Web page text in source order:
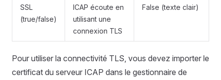
SSL
(true/false)
ICAP écoute en
utilisant une
connexion TLS
False (texte clair)
Pour utiliser la connectivité TLS, vous devez importer le
certificat du serveur ICAP dans le gestionnaire de